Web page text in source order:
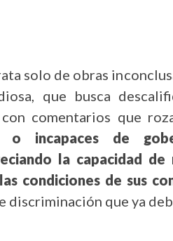
solo de obras
que busca
con comentarios que
o incapaces de
la capacidad
condiciones de sus
discriminación que ya